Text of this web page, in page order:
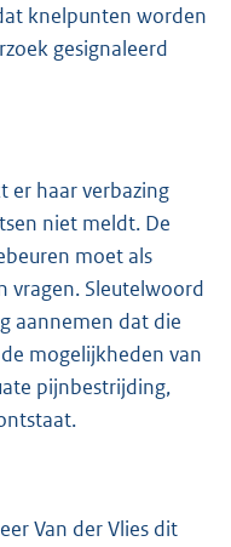
knelpunten worden
gesignaleerd
er haar verbazing
niet meldt. De
moet als
vragen. Sleutelwoord
aannemen dat die
mogelijkheden van
pijnbestrijding,
Van der Vlies dit